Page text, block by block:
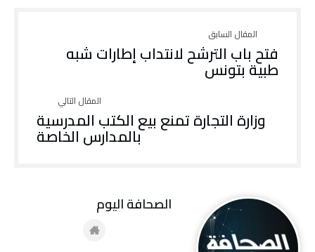
فتح باب الترشح لانتداب إطارات شبه
طبية بتونس
وزارة التجارة تمنع بيع الكتب المدرسية
بالمدارس الخاصة